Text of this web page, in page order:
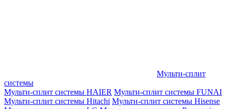
Мульти-сплит
системы
Мульти-сплит системы HAIER Мульти-сплит системы FUNAI
Мульти-сплит системы Hitachi Мульти-сплит системы Hisense